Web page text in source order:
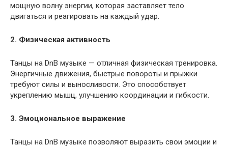
мощную волну энергии, которая заставляет тело
двигаться и реагировать на каждый удар.
2. Физическая активность
Танцы на DnB музыке — отличная физическая тренировка.
Энергичные движения, быстрые повороты и прыжки
требуют силы и выносливости. Это способствует
укреплению мышц, улучшению координации и гибкости.
3. Эмоциональное выражение
Танцы на DnB музыке позволяют выразить свои эмоции и